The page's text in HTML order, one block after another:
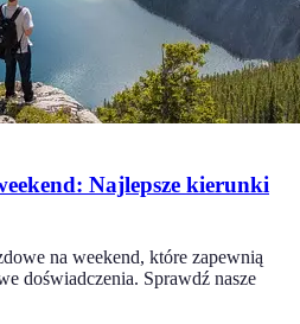
Najlepsze kierunki
na weekend, które zapewnią
doświadczenia. Sprawdź nasze